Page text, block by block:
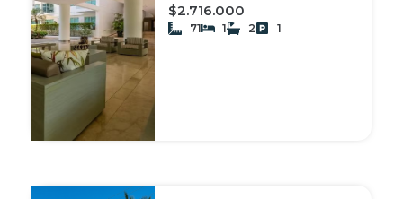
$2.716.000
71 1 2 1